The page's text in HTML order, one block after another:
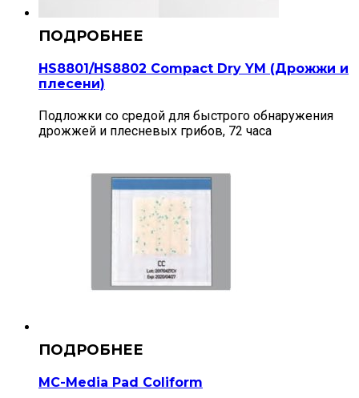
HS8801/HS8802 Compact Dry YM (Дрожжи и
плесени)
Подложки со средой для быстрого обнаружения
дрожжей и плесневых грибов, 72 часа
MC-Media Pad Coliform